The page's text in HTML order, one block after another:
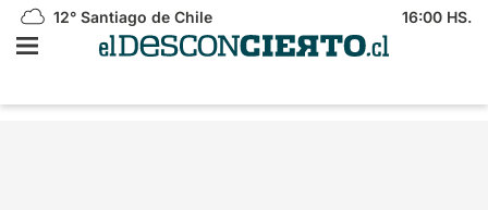
12° Santiago de Chile 16:00 HS.